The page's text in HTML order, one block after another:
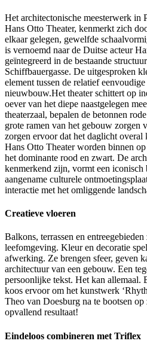
Het architectonische meesterwerk in
Hans Otto Theater, kenmerkt zich
elkaar gelegen, gewelfde
is vernoemd naar de Duitse acteur
geïntegreerd in de bestaande
Schiffbauergasse. De uitgesproken
element tussen de relatief
nieuwbouw.Het theater schittert op
oever van het diepe naastgelegen
theaterzaal, bepalen de betonnen
grote ramen van het gebouw zorgen
zorgen ervoor dat het daglicht overal
Hans Otto Theater worden binnen
het dominante rood en zwart. De
kenmerkend zijn, vormt een iconisch
aangename culturele
interactie met het omliggende
Creatieve vloeren
Balkons, terrassen en
leefomgeving. Kleur en decoratie
afwerking. Ze brengen sfeer, geven
architectuur van een gebouw. Een
persoonlijke tekst. Het kan allemaal.
koos ervoor om het kunstwerk
Theo van Doesburg na te bootsen
opvallend resultaat!
Eindeloos combineren met Triflex